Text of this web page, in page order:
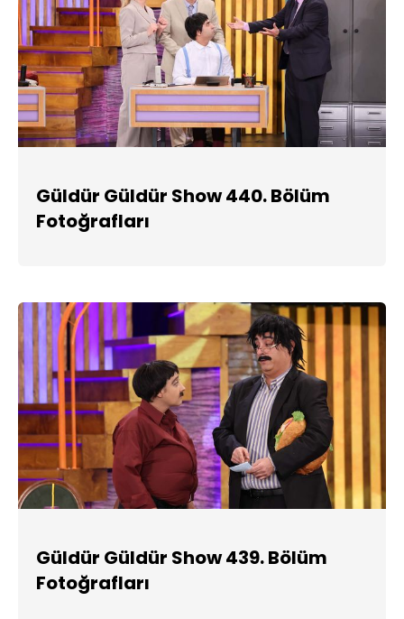
Güldür Güldür Show 440. Bölüm
Fotoğrafları
Güldür Güldür Show 439. Bölüm
Fotoğrafları